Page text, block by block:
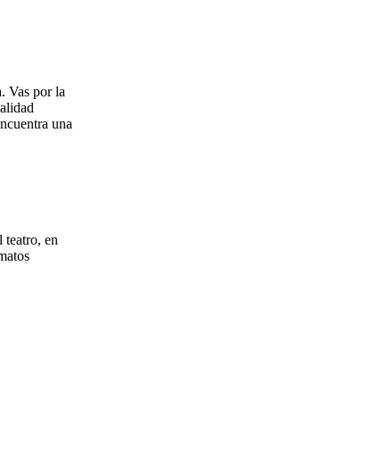
Vas por la
una
teatro, en